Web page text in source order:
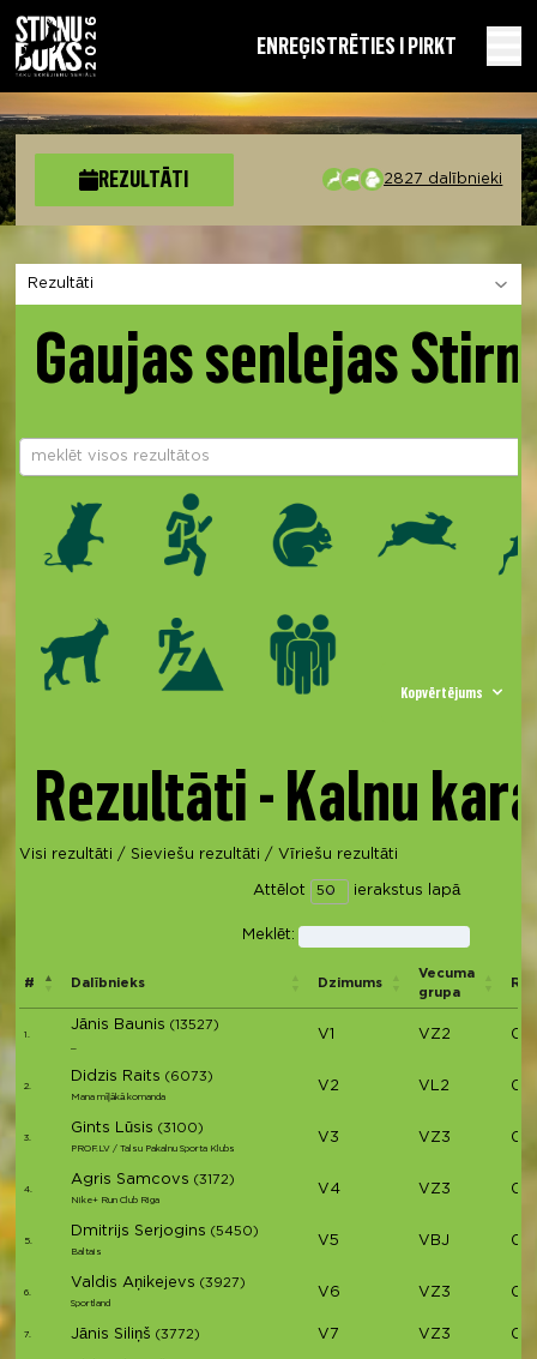
ENREĢISTRĒTIES I PIRKT
REZULTĀTI 2827 dalībnieki
Izvēlies sadaļu
Gaujas senlejas
Kopvērtējums
Rezultāti - Kalnu
Visi rezultāti / Sieviešu rezultāti / Vīriešu rezultāti
Attēlot ierakstus lapā
Meklēt:
# Dalībnieks Dzimums
Vecuma
grupa
1.
Jānis Baunis (13527)
V1 VZ2
2.
Didzis Raits (6073)
Mana mīļākā komanda
V2 VL2
3.
Gints Lūsis (3100)
PROF.LV / Talsu Pakalnu Sporta Klubs
V3 VZ3
4.
Agris Samcovs (3172)
Nike+ Run Club Riga
V4 VZ3
5.
Dmitrijs Serjogins (5450)
Baltais
V5 VBJ
6.
Valdis Aņikejevs (3927)
Sportland
V6 VZ3
7. Jānis Siliņš (3772) V7 VZ3